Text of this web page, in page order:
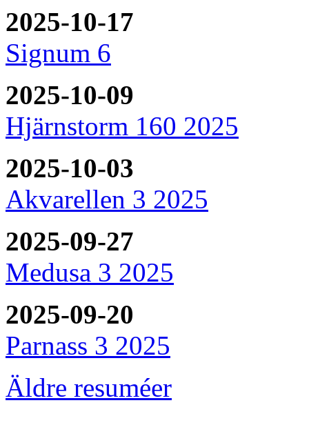
2025-10-17
Signum 6
2025-10-09
Hjärnstorm 160 2025
2025-10-03
Akvarellen 3 2025
2025-09-27
Medusa 3 2025
2025-09-20
Parnass 3 2025
Äldre resuméer